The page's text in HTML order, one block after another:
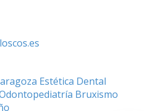
Estética Dental
Bruxismo